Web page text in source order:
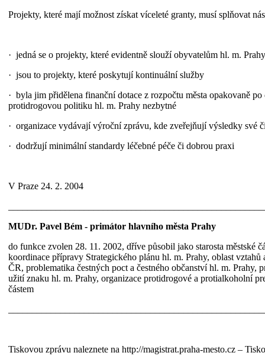
Projekty, které mají možnost získat víceleté granty, musí splňovat
· jedná se o projekty, které evidentně slouží obyvatelům hl. m. Prahy
· jsou to projekty, které poskytují kontinuální služby
· byla jim přidělena finanční dotace z rozpočtu města opakovaně
protidrogovou politiku hl. m. Prahy nezbytné
· organizace vydávají výroční zprávu, kde zveřejňují výsledky své
· dodržují minimální standardy léčebné péče či dobrou praxi
V Praze 24. 2. 2004
MUDr. Pavel Bém - primátor hlavního města Prahy
do funkce zvolen 28. 11. 2002, dříve působil jako starosta městské
koordinace přípravy Strategického plánu hl. m. Prahy, oblast
ČR, problematika čestných poct a čestného občanství hl. m. Prahy,
užití znaku hl. m. Prahy, organizace protidrogové a protialkoholní
částem
Tiskovou zprávu naleznete na http://magistrat.praha-mesto.cz –